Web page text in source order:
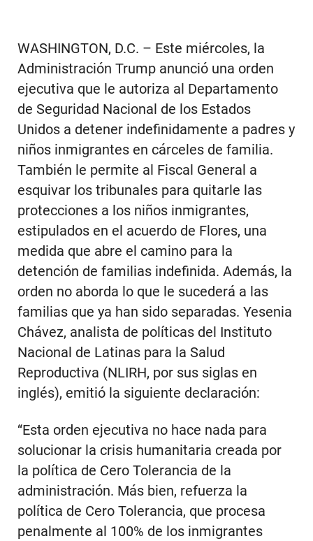
WASHINGTON, D.C. – Este miércoles, la
Administración Trump anunció una orden
ejecutiva que le autoriza al Departamento
de Seguridad Nacional de los Estados
Unidos a detener indefinidamente a padres y
niños inmigrantes en cárceles de familia.
También le permite al Fiscal General a
esquivar los tribunales para quitarle las
protecciones a los niños inmigrantes,
estipulados en el acuerdo de Flores, una
medida que abre el camino para la
detención de familias indefinida. Además, la
orden no aborda lo que le sucederá a las
familias que ya han sido separadas. Yesenia
Chávez, analista de políticas del Instituto
Nacional de Latinas para la Salud
Reproductiva (NLIRH, por sus siglas en
inglés), emitió la siguiente declaración:
“Esta orden ejecutiva no hace nada para
solucionar la crisis humanitaria creada por
la política de Cero Tolerancia de la
administración. Más bien, refuerza la
política de Cero Tolerancia, que procesa
penalmente al 100% de los inmigrantes